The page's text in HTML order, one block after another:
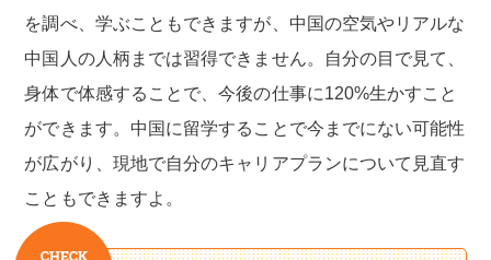
を調べ、学ぶこともできますが、中国の空気やリアルな
中国人の人柄までは習得できません。自分の目で見て、
身体で体感することで、今後の仕事に120%生かすこと
ができます。中国に留学することで今までにない可能性
が広がり、現地で自分のキャリアプランについて見直す
こともできますよ。